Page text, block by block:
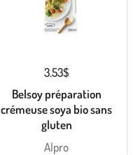
3.53$
Belsoy préparation
crémeuse soya bio sans
gluten
Alpro